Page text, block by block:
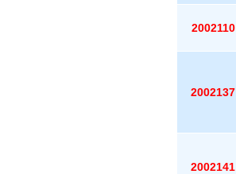
2002110
2002137
2002141